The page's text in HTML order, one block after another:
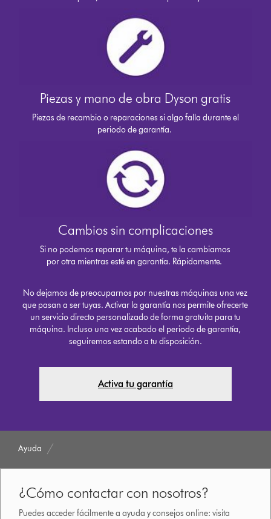
Piezas y mano de obra Dyson gratis
Piezas de recambio o reparaciones si algo falla durante el
periodo de garantía.
Cambios sin complicaciones
Si no podemos reparar tu máquina, te la cambiamos
por otra mientras esté en garantía. Rápidamente.
No dejamos de preocuparnos por nuestras máquinas una vez
que pasan a ser tuyas. Activar la garantía nos permite ofrecerte
un servicio directo personalizado de forma gratuita para tu
máquina. Incluso una vez acabado el periodo de garantía,
seguiremos estando a tu disposición.
Activa tu garantía
Ayuda
¿Cómo contactar con nosotros?
Puedes acceder fácilmente a ayuda y consejos online: visita